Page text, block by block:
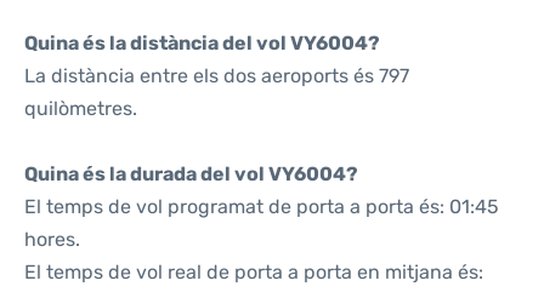
Quina és la distància del vol VY6004?
La distància entre els dos aeroports és 797
quilòmetres.
Quina és la durada del vol VY6004?
El temps de vol programat de porta a porta és: 01:45
hores.
El temps de vol real de porta a porta en mitjana és: